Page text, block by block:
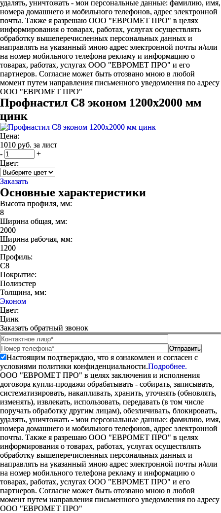
удалять, уничтожать - мои персональные данные: фамилию, имя,
номера домашнего и мобильного телефонов, адрес электронной
почты. Также я разрешаю ООО "ЕВРОМЕТ ПРО" в целях
информирования о товарах, работах, услугах осуществлять
обработку вышеперечисленных персональных данных и
направлять на указанный мною адрес электронной почты и/или
на номер мобильного телефона рекламу и информацию о
товарах, работах, услугах ООО "ЕВРОМЕТ ПРО" и его
партнеров. Согласие может быть отозвано мною в любой
момент путем направления письменного уведомления по адресу
ООО "ЕВРОМЕТ ПРО"
Профнастил С8 эконом 1200х2000 мм
цинк
Цена:
1010 руб. за лист
-
+
Цвет:
Заказать
Основные характеристики
Высота профиля, мм:
8
Ширина общая, мм:
2000
Ширина рабочая, мм:
1200
Профиль:
C8
Покрытие:
Полиэстер
Толщина, мм:
Эконом
Цвет:
Цинк
Заказать обратный звонок
Настоящим подтверждаю, что я ознакомлен и согласен с
условиями политики конфиденциальности.Подробнее.
ООО "ЕВРОМЕТ ПРО" в целях заключения и исполнения
договора купли-продажи обрабатывать - собирать, записывать,
систематизировать, накапливать, хранить, уточнять (обновлять,
изменять), извлекать, использовать, передавать (в том числе
поручать обработку другим лицам), обезличивать, блокировать,
удалять, уничтожать - мои персональные данные: фамилию, имя,
номера домашнего и мобильного телефонов, адрес электронной
почты. Также я разрешаю ООО "ЕВРОМЕТ ПРО" в целях
информирования о товарах, работах, услугах осуществлять
обработку вышеперечисленных персональных данных и
направлять на указанный мною адрес электронной почты и/или
на номер мобильного телефона рекламу и информацию о
товарах, работах, услугах ООО "ЕВРОМЕТ ПРО" и его
партнеров. Согласие может быть отозвано мною в любой
момент путем направления письменного уведомления по адресу
ООО "ЕВРОМЕТ ПРО"